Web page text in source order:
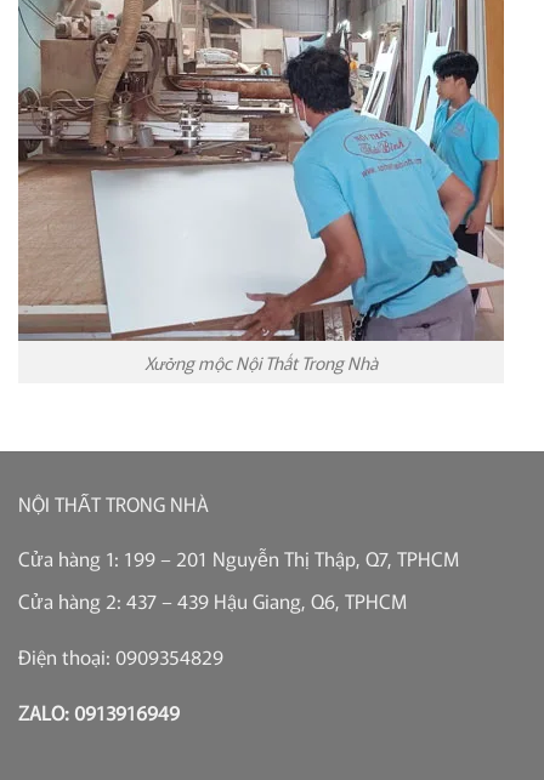
Xưởng mộc Nội Thất Trong Nhà
NỘI THẤT TRONG NHÀ
Cửa hàng 1: 199 – 201 Nguyễn Thị Thập, Q7, TPHCM
Cửa hàng 2: 437 – 439 Hậu Giang, Q6, TPHCM
Điện thoại: 0909354829
ZALO: 0913916949